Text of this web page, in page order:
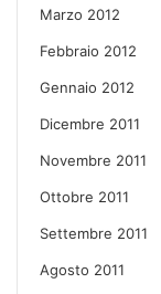
Marzo 2012
Febbraio 2012
Gennaio 2012
Dicembre 2011
Novembre 2011
Ottobre 2011
Settembre 2011
Agosto 2011